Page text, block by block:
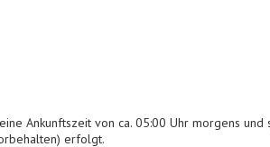
Ankunftszeit von ca. 05:00 Uhr morgens
erfolgt.